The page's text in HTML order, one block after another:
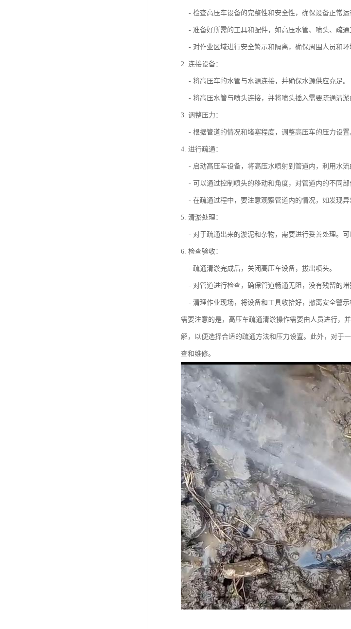
- 检查高压车设备的完整性和安全性，确保设备正常运
- 准备好所需的工具和配件，如高压水管、喷头、疏通
- 对作业区域进行安全警示和隔离，确保周围人员和环
2. 连接设备：
- 将高压车的水管与水源连接，并确保水源供应充足。
- 将高压水管与喷头连接，并将喷头插入需要疏通清淤
3. 调整压力：
- 根据管道的情况和堵塞程度，调整高压车的压力设置
4. 进行疏通：
- 启动高压车设备，将高压水喷射到管道内，利用水流
- 可以通过控制喷头的移动和角度，对管道内的不同部
- 在疏通过程中，要注意观察管道内的情况，如发现异
5. 清淤处理：
- 对于疏通出来的淤泥和杂物，需要进行妥善处理。可
6. 检查验收：
- 疏通清淤完成后，关闭高压车设备，拔出喷头。
- 对管道进行检查，确保管道畅通无阻，没有残留的堵
- 清理作业现场，将设备和工具收拾好，撤离安全警示
需要注意的是，高压车疏通清淤操作需要由人员进行，
解，以便选择合适的疏通方法和压力设置。此外，对于
查和维修。